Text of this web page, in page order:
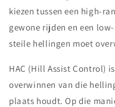
kiezen tussen een high-
gewone rijden en een
steile hellingen moet
HAC (Hill Assist Control)
overwinnen van die
plaats houdt. Op die